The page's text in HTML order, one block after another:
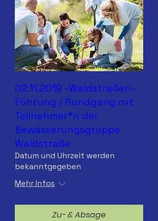
02.11.2019 -Waldstraßen-
Führung / Rundgang mit
Teilnehmer*n der
Bewässerungsgruppe
Waldstraße
Datum und Uhrzeit werden
bekanntgegeben
Mehr Infos
Zu- & Absage